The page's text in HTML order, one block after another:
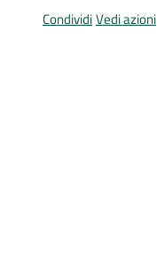
Attività
CondividiVedi azioni